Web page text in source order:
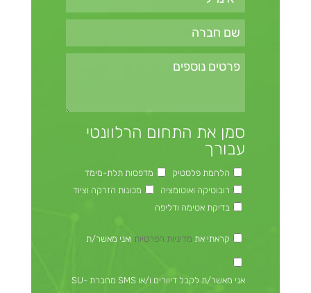
סמן את התחום הרלוונטי
עבורך
הלחמת פלסטיק
מדפסות תלת-מימד
רובוטיקה ואוטומציה
מכונות הזרקה וציוד
בדיקת אטימה ודליפה
קראתי את מדיניות הפרטיות ואני מאשר/ת
אני מאשר/ת לקבל דיוורים ו/או SMS מחברת SU-